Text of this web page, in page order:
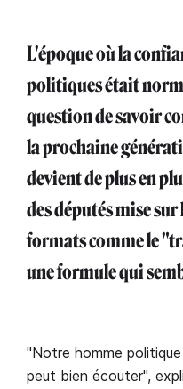
L'époque où la
politiques était
question de savoir
la prochaine
devient de plus en
des députés mise
formats comme le
une formule qui
"Notre homme
peut bien écouter",